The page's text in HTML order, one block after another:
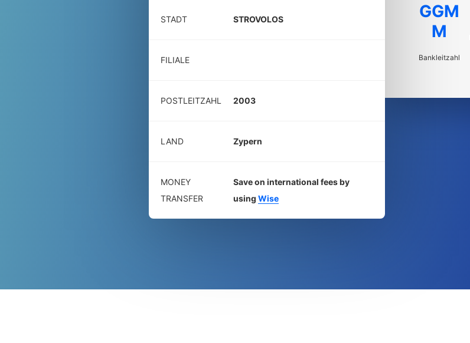
STADT STROVOLOS
FILIALE
POSTLEITZAHL 2003
LAND Zypern
MONEY
TRANSFER
Save on international fees by
using Wise
GGM
M
Bankleitzahl